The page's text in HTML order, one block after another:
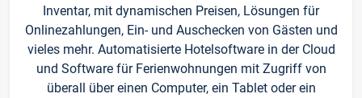
Inventar, mit dynamischen Preisen, Lösungen für
Onlinezahlungen, Ein- und Auschecken von Gästen und
vieles mehr. Automatisierte Hotelsoftware in der Cloud
und Software für Ferienwohnungen mit Zugriff von
überall über einen Computer, ein Tablet oder ein